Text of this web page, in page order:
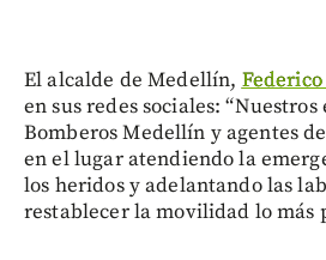
El alcalde de Medellín,
en sus redes sociales:
Bomberos Medellín y agentes
en el lugar atendiendo la
los heridos y adelantando las
restablecer la movilidad lo más